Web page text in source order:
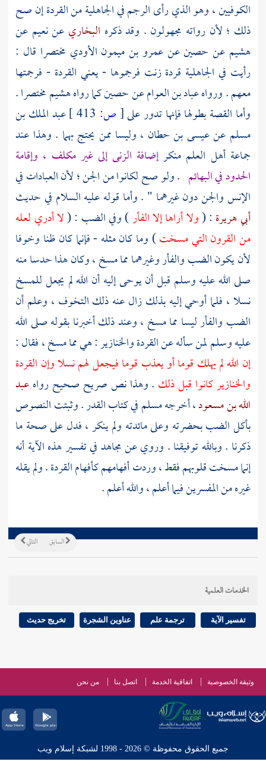
الكوفيين، وهو الذي رأى الرجم في الجاهلية من القردة إن صح
ذلك ؛ لأن رواته مجهولون . وقد ذكره البخاري عننعيم عن
هشيم عن حصينعنعمرو بن ميمون الأودي مختصرا قال :
رأيت في الجاهلية قردة زنت فرجموها - يعني القردة - فرجمتها
معهم . ورواهعباد بن العوامعنحصينكما رواههشيممختصرا .
وأما القصة بطولها فإنها تدور على[ص:
عبد الملك بن
مسلم عنعيسى بن حطان ، وليسا ممن يحتج بهما . وهذا عند
جماعة أهل العلم منكرإضافة الزنى إلى غير مكلف ، وإقامة
الحدود في البهائم . ولو صح لكانوا من الجن ؛ لأن العبادات في
الإنس والجن دون غيرهما " . وأما قوله عليه السلام في حديث
أبي هريرة : (ولا أراها إلا الفأر) وفي الضب : (لا أدري لعله
من القرون التي مسخت) وما كان مثله - فإنما كان ظنا وخوفا
لأن يكون الضب والفأر وغيرهما مما مسخ ، وكان هذا حدسا منه
صلى الله عليه وسلم قبل أن يوحى إليه أن الله لم يجعل للمسخ
نسلا ، فلما أوحي إليه بذلك زال عنه ذلك التخوف ، وعلم أن
الضب والفأر ليسا مما مسخ ، وعند ذلك أخبرنا بقوله صلى الله
عليه وسلم لمن سأله عن القردة والخنازير : هي مما مسخ ، فقال :
إن الله لم يهلك قوما أو يعذب قوما فيجعل لهم نسلا وإن القردة
والخنازير كانوا قبل ذلك . وهذا نص صريح صحيح رواهعبد
الله بن مسعود، أخرجهمسلمفي كتاب القدر . وثبتت النصوص
بأكل الضب بحضرته وعلى مائدته ولم ينكر ، فدل على صحة ما
ذكرنا . وبالله توفيقنا . وروي عنمجاهدفي تفسير هذه الآية أنه
إنما مسخت قلوبهم فقط ، وردت أفهامهم كأفهام القردة . ولم يقله
غيره من المفسرين فيما أعلم ، والله أعلم .
التالي السابق
الخدمات العلمية
تفسير الآية ترجمة علم عناوين الشجرة تخريج حديث
وثيقة الخصوصية اتفاقية الخدمة اتصل بنا من نحن
جميع الحقوق محفوظة © 2026 - 1998 لشبكة إسلام ويب